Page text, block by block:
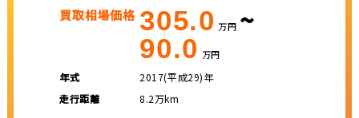
買取相場価格 305.0 万円 ~
90.0 万円
年式
2017(平成29)年
走行距離
8.2万km